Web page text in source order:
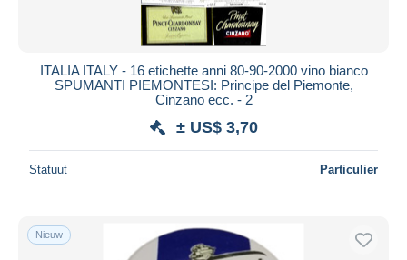
ITALIA ITALY - 16 etichette anni 80-90-2000 vino bianco
SPUMANTI PIEMONTESI: Principe del Piemonte,
Cinzano ecc. - 2
± US$ 3,70
Statuut Particulier
Nieuw